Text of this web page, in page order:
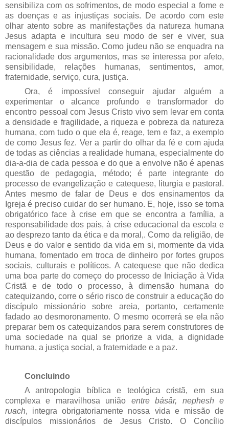
sensibiliza com os sofrimentos, de modo especial a fome e
as doenças e as injustiças sociais. De acordo com este
olhar atento sobre as manifestações da natureza humana
Jesus adapta e incultura seu modo de ser e viver, sua
mensagem e sua missão. Como judeu não se enquadra na
racionalidade dos argumentos, mas se interessa por afeto,
sensibilidade, relações humanas, sentimentos, amor,
fraternidade, serviço, cura, justiça.
Ora, é impossível conseguir ajudar alguém a
experimentar o alcance profundo e transformador do
encontro pessoal com Jesus Cristo vivo sem levar em conta
a densidade e fragilidade, a riqueza e pobreza da natureza
humana, com tudo o que ela é, reage, tem e faz, a exemplo
de como Jesus fez. Ver a partir do olhar da fé e com ajuda
de todas as ciências a realidade humana, especialmente do
dia-a-dia de cada pessoa e do que a envolve não é apenas
questão de pedagogia, método; é parte integrante do
processo de evangelização e catequese, liturgia e pastoral.
Antes mesmo de falar de Deus e dos ensinamentos da
Igreja é preciso cuidar do ser humano. E, hoje, isso se torna
obrigatórico face à crise em que se encontra a família, a
responsabilidade dos pais, à crise educacional da escola e
ao desprezo tanto da ética e da moral,. Como da religião, de
Deus e do valor e sentido da vida em si, mormente da vida
humana, fomentado em troca de dinheiro por fortes grupos
sociais, culturais e políticos. A catequese que não dedica
uma boa parte do começo do processo de Iniciação à Vida
Cristã e de todo o processo, à dimensão humana do
catequizando, corre o sério risco de construir a educação do
discípulo missionário sobre areia, portanto, certamente
fadado ao desmoronamento. O mesmo ocorrerá se ela não
preparar bem os catequizandos para serem construtores de
uma sociedade na qual se priorize a vida, a dignidade
humana, a justiça social, a fraternidade e a paz.
Concluindo
A antropologia bíblica e teológica cristã, em sua
complexa e maravilhosa união entre básâr, nephesh e
ruach, integra obrigatoriamente nossa vida e missão de
discípulos missionários de Jesus Cristo. O Concílio